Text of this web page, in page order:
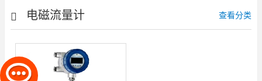
电磁流量计 查看分类